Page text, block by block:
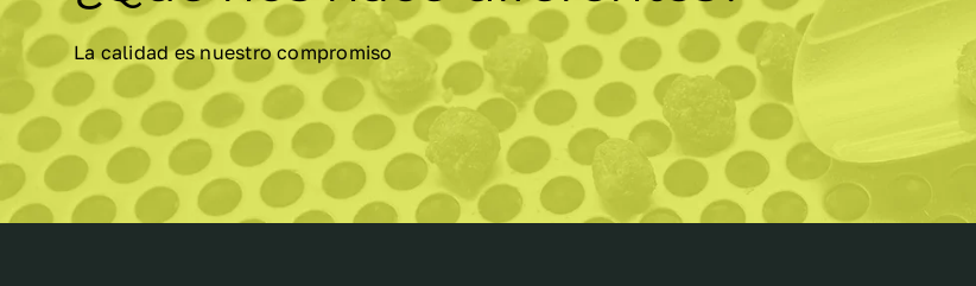
La calidad es nuestro compromiso